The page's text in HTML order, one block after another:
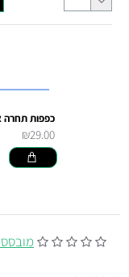
מובסס על 0
₪29.00